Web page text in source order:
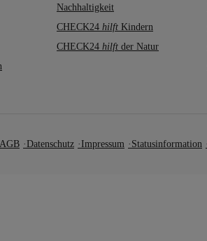
Nachhaltigkeit
CHECK24 hilft Kindern
CHECK24 hilft der Natur
AGB Datenschutz Impressum Statusinformation